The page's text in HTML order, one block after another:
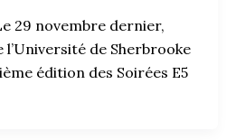
29 novembre dernier,
l’Université de Sherbrooke
édition des Soirées E5